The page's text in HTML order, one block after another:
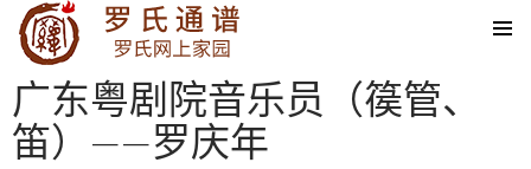
SKIP TO CONTENT
广东粤剧院音乐员（篌管、
笛）——罗庆年